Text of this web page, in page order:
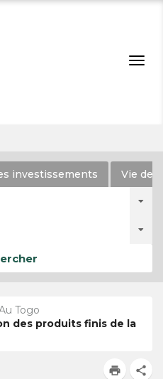
investissements Vie de
Togo
des produits finis de la
print share